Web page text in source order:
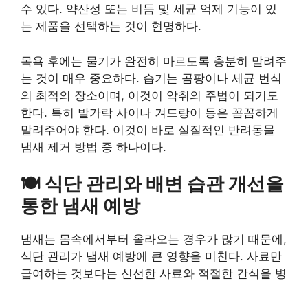
수 있다. 약산성 또는 비듬 및 세균 억제 기능이 있
는 제품을 선택하는 것이 현명하다.
목욕 후에는 물기가 완전히 마르도록 충분히 말려주
는 것이 매우 중요하다. 습기는 곰팡이나 세균 번식
의 최적의 장소이며, 이것이 악취의 주범이 되기도
한다. 특히 발가락 사이나 겨드랑이 등은 꼼꼼하게
말려주어야 한다. 이것이 바로 실질적인 반려동물
냄새 제거 방법 중 하나이다.
🍽️ 식단 관리와 배변 습관 개선을
통한 냄새 예방
냄새는 몸속에서부터 올라오는 경우가 많기 때문에,
식단 관리가 냄새 예방에 큰 영향을 미친다. 사료만
급여하는 것보다는 신선한 사료와 적절한 간식을 병